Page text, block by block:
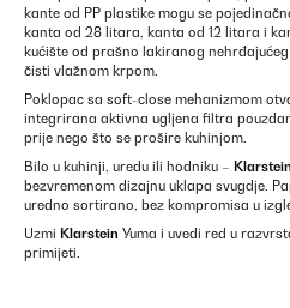
kante od PP plastike mogu se
kanta od 28 litara, kanta od 12 litara i
kućište od prašno lakiranog
čisti vlažnom krpom.
Poklopac sa soft-close mehanizmom
integrirana aktivna ugljena filtra
prije nego što se prošire kuhinjom.
Bilo u kuhinji, uredu ili hodniku – Klarstein
bezvremenom dizajnu uklapa svugdje.
uredno sortirano, bez kompromisa u
Uzmi Klarstein Yuma i uvedi red u
primijeti.